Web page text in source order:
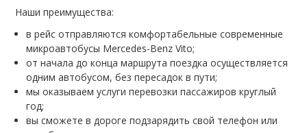
Наши преимущества:
в рейс отправляются комфортабельные современные
микроавтобусы Mercedes-Benz Vito;
от начала до конца маршрута поездка осуществляется
одним автобусом, без пересадок в пути;
мы оказываем услуги перевозки пассажиров круглый
год;
вы сможете в дороге подзарядить свой телефон или